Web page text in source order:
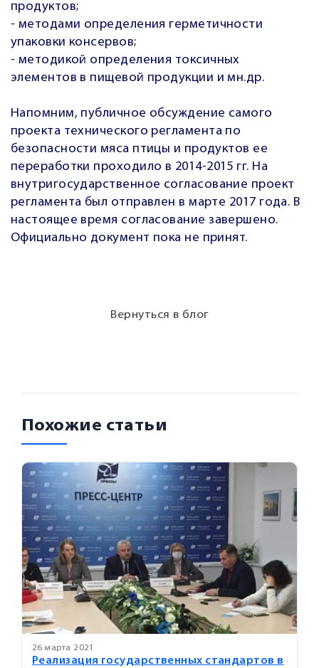
продуктов;
- методами определения герметичности
упаковки консервов;
- методикой определения токсичных
элементов в пищевой продукции и мн.др.
Напомним, публичное обсуждение самого
проекта технического регламента по
безопасности мяса птицы и продуктов ее
переработки проходило в 2014-2015 гг. На
внутригосударственное согласование проект
регламента был отправлен в марте 2017 года. В
настоящее время согласование завершено.
Официально документ пока не принят.
Вернуться в блог
Похожие статьи
26 марта 2021
Реализация государственных стандартов в